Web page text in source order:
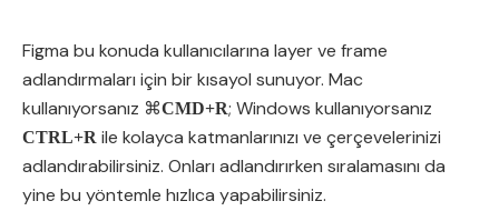
Figma bu konuda kullanıcılarına layer ve frame
adlandırmaları için bir kısayol sunuyor. Mac
kullanıyorsanız ⌘CMD+R; Windows kullanıyorsanız
CTRL+R ile kolayca katmanlarınızı ve çerçevelerinizi
adlandırabilirsiniz. Onları adlandırırken sıralamasını da
yine bu yöntemle hızlıca yapabilirsiniz.